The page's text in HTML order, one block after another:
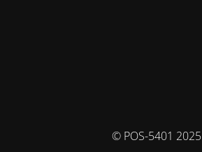
© POS-5401 2025